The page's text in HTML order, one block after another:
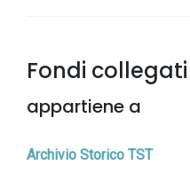
Fondi collegati
appartiene a
Archivio Storico TST